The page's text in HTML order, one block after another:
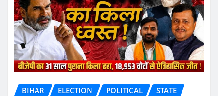
BIHAR ELECTION POLITICAL STATE